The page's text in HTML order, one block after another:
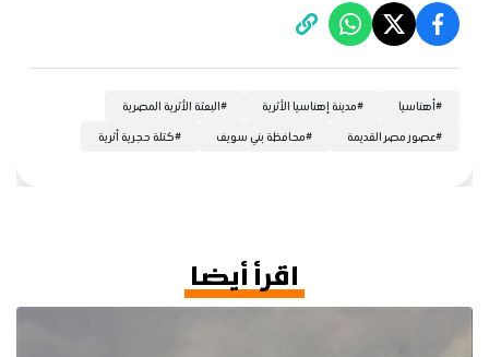
#أهناسيا #مدينة إهناسيا الأثرية #البعثة الأثرية المصرية
#عصور مصر القديمة #محافظة بني سويف #كتلة حجرية أثرية
اقرأ أيضا